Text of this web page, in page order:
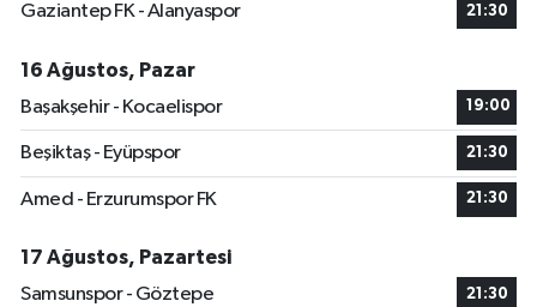
Gaziantep FK - Alanyaspor 21:30
16 Ağustos, Pazar
Başakşehir - Kocaelispor
19:00
Beşiktaş - Eyüpspor 21:30
Amed - Erzurumspor FK 21:30
17 Ağustos, Pazartesi
Samsunspor - Göztepe
21:30